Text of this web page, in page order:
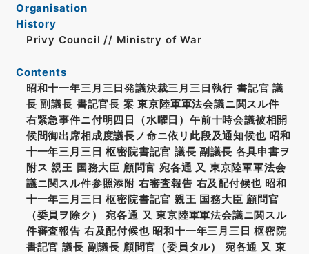
Organisation
History
Privy Council // Ministry of War
Contents
昭和十一年三月三日発議決裁三月三日執行 書記官 議
長 副議長 書記官長 案 東京陸軍軍法会議ニ関スル件
右緊急事件ニ付明四日（水曜日）午前十時会議被相開
候間御出席相成度議長ノ命ニ依リ此段及通知候也 昭和
十一年三月三日 枢密院書記官 議長 副議長 各具申書ヲ
附ス 親王 国務大臣 顧問官 宛各通 又 東京陸軍軍法会
議ニ関スル件参照添附 右審査報告 右及配付候也 昭和
十一年三月三日 枢密院書記官 親王 国務大臣 顧問官
（委員ヲ除ク） 宛各通 又 東京陸軍軍法会議ニ関スル
件審査報告 右及配付候也 昭和十一年三月三日 枢密院
書記官 議長 副議長 顧問官（委員タル） 宛各通 又 東